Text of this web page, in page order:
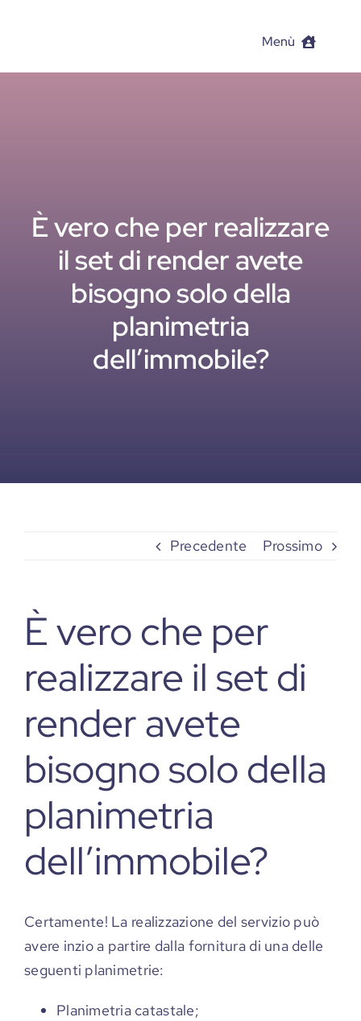
Menù
È vero che per realizzare
il set di render avete
bisogno solo della
planimetria
dell’immobile?
Precedente Prossimo
È vero che per
realizzare il set di
render avete
bisogno solo della
planimetria
dell’immobile?
Certamente! La realizzazione del servizio può
avere inzio a partire dalla fornitura di una delle
seguenti planimetrie:
Planimetria catastale;